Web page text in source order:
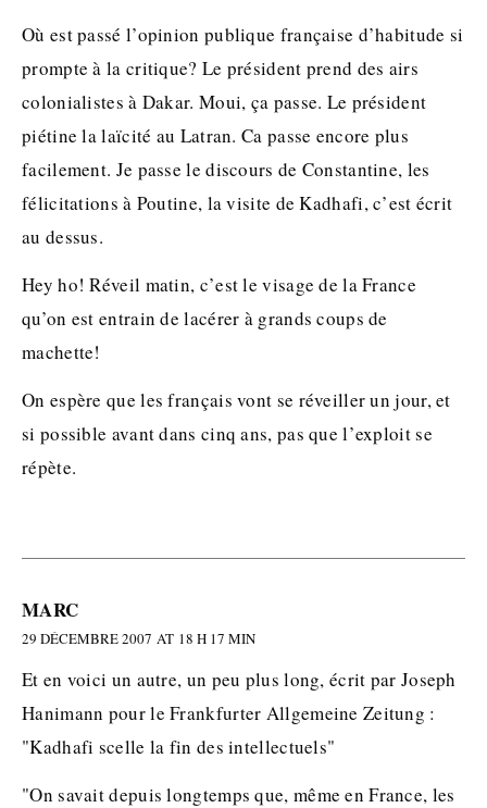
Où est passé l’opinion publique française d’habitude si
prompte à la critique? Le président prend des airs
colonialistes à Dakar. Moui, ça passe. Le président
piétine la laïcité au Latran. Ca passe encore plus
facilement. Je passe le discours de Constantine, les
félicitations à Poutine, la visite de Kadhafi, c’est écrit
au dessus.
Hey ho! Réveil matin, c’est le visage de la France
qu’on est entrain de lacérer à grands coups de
machette!
On espère que les français vont se réveiller un jour, et
si possible avant dans cinq ans, pas que l’exploit se
répète.
MARC
29 DÉCEMBRE 2007 AT 18 H 17 MIN
Et en voici un autre, un peu plus long, écrit par Joseph
Hanimann pour le Frankfurter Allgemeine Zeitung :
"Kadhafi scelle la fin des intellectuels"
"On savait depuis longtemps que, même en France, les